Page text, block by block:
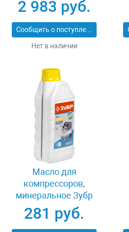
2 983 руб.
Сообщить о поступлении
Нет в наличии
Масло для
компрессоров,
минеральное Зубр
ПНЕВМО-СТАНДАРТ
ЗМК-ПС
281 руб.